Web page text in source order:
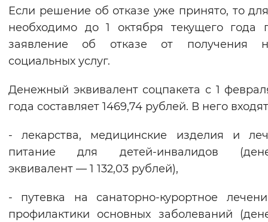
Если решение об отказе уже принято, то
необходимо до 1 октября текущего года
заявление об отказе от получения
социальных услуг.
Денежный эквивалент соцпакета с 1
года составляет 1469,74 рублей. В него
- лекарства, медицинские изделия и
питание для детей-инвалидов
эквивалент — 1 132,03 рублей),
- путевка на санаторно-курортное
профилактики основных заболеваний